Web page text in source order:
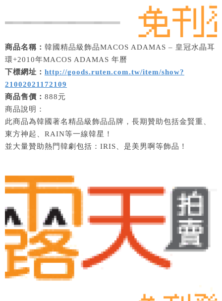
商品名稱： 韓國精品級飾品MACOS ADAMAS – 皇冠水晶耳
環+2010年MACOS ADAMAS 年曆
下標網址： http://goods.ruten.com.tw/item/show?
21002021172109
商品售價： 888元
商品說明：
此商品為韓國著名精品級飾品品牌，長期贊助包括金賢重、
東方神起、RAIN等一線韓星！
並大量贊助熱門韓劇包括：IRIS、是美男啊等飾品！